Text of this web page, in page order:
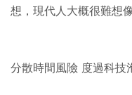
想，現代人大概很難想像
分散時間風險 度過科技